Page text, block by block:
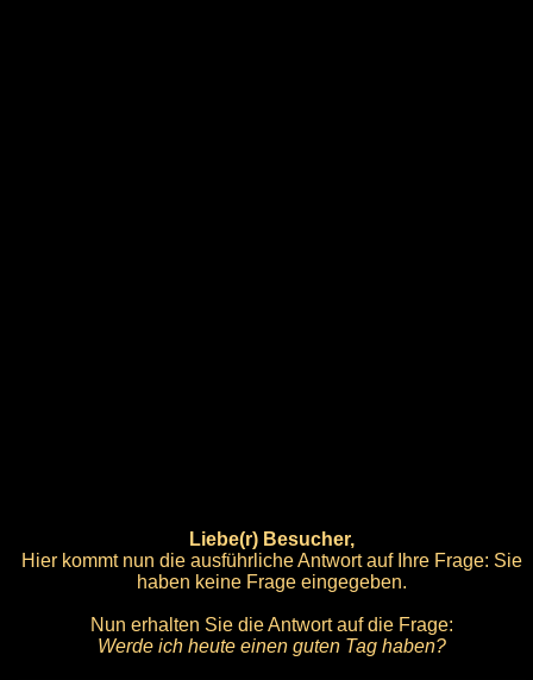
Liebe(r) Besucher,
Hier kommt nun die ausführliche Antwort auf Ihre Frage: Sie
haben keine Frage eingegeben.
Nun erhalten Sie die Antwort auf die Frage:
Werde ich heute einen guten Tag haben?